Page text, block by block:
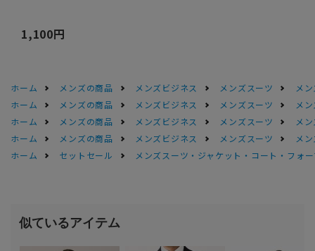
1,100円
ホーム メンズの商品 メンズビジネス メンズスーツ
メ
ホーム
メンズの商品 メンズビジネス メンズスーツ
メ
ホーム
メンズの商品 メンズビジネス メンズスーツ
メ
ホーム
メンズの商品 メンズビジネス メンズスーツ
メ
ホーム
セットセール メンズスーツ・ジャケット・コート・フォ